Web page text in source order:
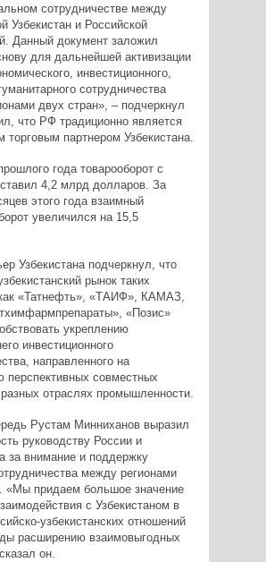
сотрудничестве между
Узбекистан и Российской
Данный документ заложил
для дальнейшей активизации
инвестиционного,
сотрудничества
двух стран», – подчеркнул
что РФ традиционно является
торговым партнером Узбекистана.
года товарооборот с
4,2 млрд долларов. За
этого года взаимный
увеличился на 15,5
Узбекистана подчеркнул, что
рынок таких
«Татнефть», «ТАИФ», КАМАЗ,
«Позис»
укреплению
инвестиционного
направленного на
перспективных совместных
разных отраслях промышленности.
Рустам Минниханов выразил
руководству России и
за внимание и поддержку
между регионами
«Мы придаем большое значение
с Узбекистаном в
узбекистанских отношений
расширению взаимовыгодных
он.